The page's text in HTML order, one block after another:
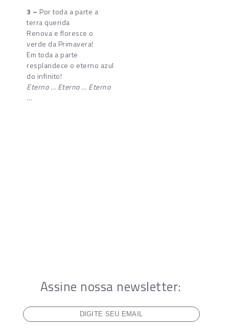
3 – Por toda a parte a
terra querida
Renova e floresce o
verde da Primavera!
Em toda a parte
resplandece o eterno azul
do infinito!
Eterno … Eterno … Eterno
…
Assine nossa newsletter: